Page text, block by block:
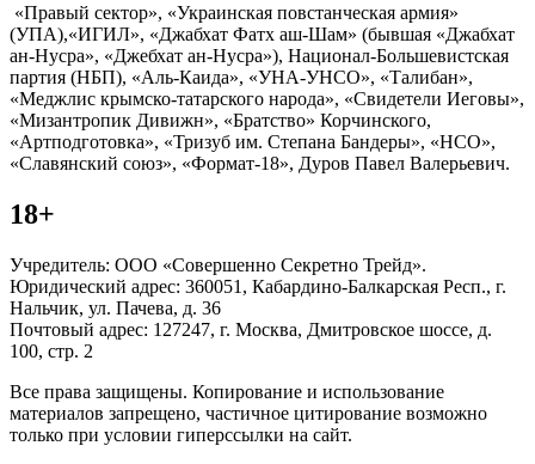
«Правый сектор», «Украинская повстанческая армия»
(УПА),«ИГИЛ», «Джабхат Фатх аш-Шам» (бывшая «Джабхат
ан-Нусра», «Джебхат ан-Нусра»), Национал-Большевистская
партия (НБП), «Аль-Каида», «УНА-УНСО», «Талибан»,
«Меджлис крымско-татарского народа», «Свидетели Иеговы»,
«Мизантропик Дивижн», «Братство» Корчинского,
«Артподготовка», «Тризуб им. Степана Бандеры», «НСО»,
«Славянский союз», «Формат-18», Дуров Павел Валерьевич.
18+
Учредитель: ООО «Совершенно Секретно Трейд».
Юридический адрес: 360051, Кабардино-Балкарская Респ., г.
Нальчик, ул. Пачева, д. 36
Почтовый адрес: 127247, г. Москва, Дмитровское шоссе, д.
100, стр. 2
Все права защищены. Копирование и использование
материалов запрещено, частичное цитирование возможно
только при условии гиперссылки на сайт.